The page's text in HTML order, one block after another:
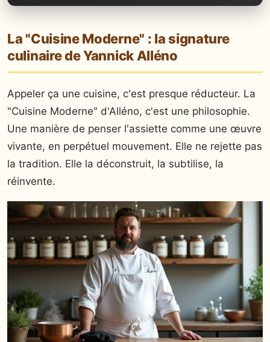
La "Cuisine Moderne" : la signature
culinaire de Yannick Alléno
Appeler ça une cuisine, c'est presque réducteur. La
"Cuisine Moderne" d'Alléno, c'est une philosophie.
Une manière de penser l'assiette comme une œuvre
vivante, en perpétuel mouvement. Elle ne rejette pas
la tradition. Elle la déconstruit, la subtilise, la
réinvente.